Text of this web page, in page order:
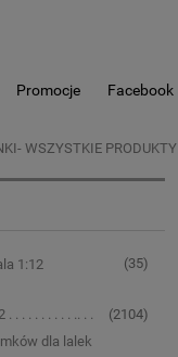
Promocje Facebook
WSZYSTKIE PRODUKTY
1:12 (35)
. . . . . . . . . .. . .
dla lalek
(2104)